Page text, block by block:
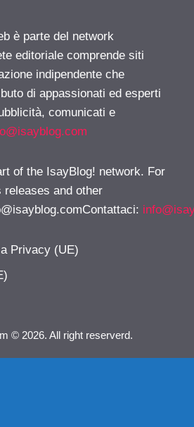
è parte del network
editoriale comprende siti
indipendente che
di appassionati ed esperti
comunicati e
of the IsayBlog! network. For
and other
:
Privacy (UE)
© 2026. All right reserverd.